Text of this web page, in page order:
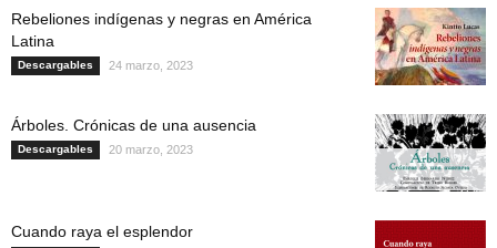
Rebeliones indígenas y negras en América
Latina
Descargables 24 marzo, 2023
Árboles. Crónicas de una ausencia
Descargables 20 marzo, 2023
Cuando raya el esplendor